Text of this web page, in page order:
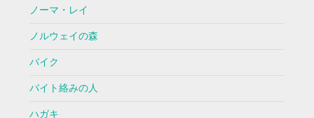
ノーマ・レイ
ノルウェイの森
バイク
バイト絡みの人
ハガキ